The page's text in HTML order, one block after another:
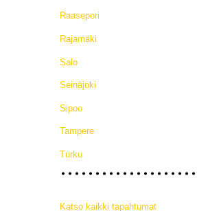
Raasepori
Rajamäki
Salo
Seinäjoki
Sipoo
Tampere
Turku
Katso kaikki tapahtumat